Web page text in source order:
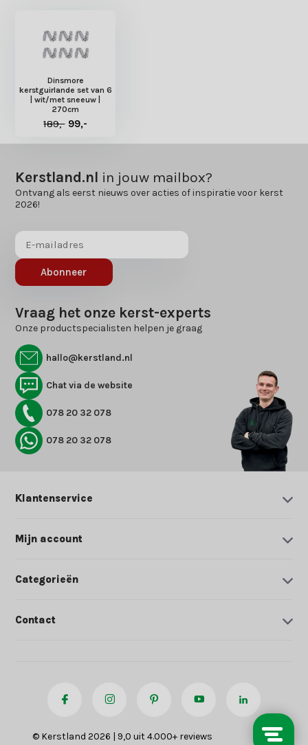
Dinsmore
kerstguirlande set van 6
| wit/met sneeuw |
270cm
189,- 99,-
Kerstland.nl in jouw mailbox?
Ontvang als eerst nieuws over acties of inspiratie voor kerst
2026!
Abonneer
Vraag het onze kerst-experts
Onze productspecialisten helpen je graag
hallo@kerstland.nl
Chat via de website
078 20 32 078
078 20 32 078
Klantenservice
Mijn account
Categorieën
Contact
© Kerstland 2026 | 9,0 uit 4.000+ reviews